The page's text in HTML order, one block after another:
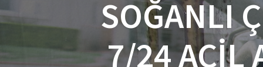
SOĞANLI
7/24 ACIL